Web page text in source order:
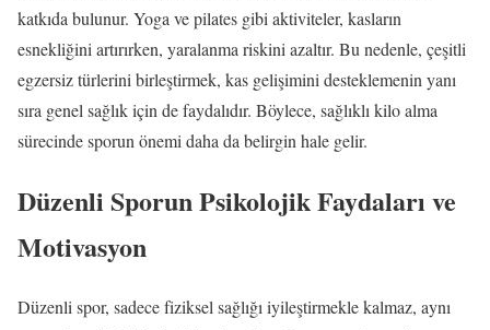
katkıda bulunur. Yoga ve pilates gibi aktiviteler, kasların
esnekliğini artırırken, yaralanma riskini azaltır. Bu nedenle, çeşitli
egzersiz türlerini birleştirmek, kas gelişimini desteklemenin yanı
sıra genel sağlık için de faydalıdır. Böylece, sağlıklı kilo alma
sürecinde sporun önemi daha da belirgin hale gelir.
Düzenli Sporun Psikolojik Faydaları ve
Motivasyon
Düzenli spor, sadece fiziksel sağlığı iyileştirmekle kalmaz, aynı